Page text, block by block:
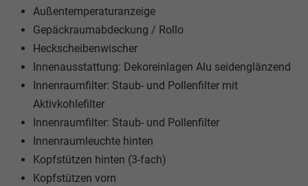
Außentemperaturanzeige
Gepäckraumabdeckung / Rollo
Heckscheibenwischer
Innenausstattung: Dekoreinlagen Alu seidenglänzend
Innenraumfilter: Staub- und Pollenfilter mit
Aktivkohlefilter
Innenraumfilter: Staub- und Pollenfilter
Innenraumleuchte hinten
Kopfstützen hinten (3-fach)
Kopfstützen vorn